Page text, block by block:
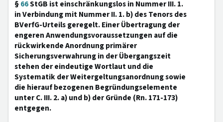
§66StGB ist einschränkungslos in Nummer III. 1.
in Verbindung mit Nummer II. 1. b) des Tenors des
BVerfG-Urteils geregelt. Einer Übertragung der
engeren Anwendungsvoraussetzungen auf die
rückwirkende Anordnung primärer
Sicherungsverwahrung in der Übergangszeit
stehen der eindeutige Wortlaut und die
Systematik der Weitergeltungsanordnung sowie
die hierauf bezogenen Begründungselemente
unter C. III. 2. a) und b) der Gründe (Rn. 171-173)
entgegen.